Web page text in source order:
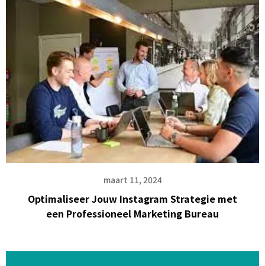
maart 11, 2024
Optimaliseer Jouw Instagram Strategie met
een Professioneel Marketing Bureau